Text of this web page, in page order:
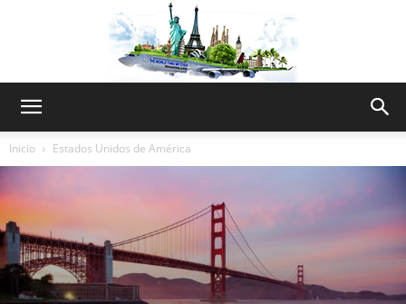
World
Thru
Inicio Estados Unidos de América